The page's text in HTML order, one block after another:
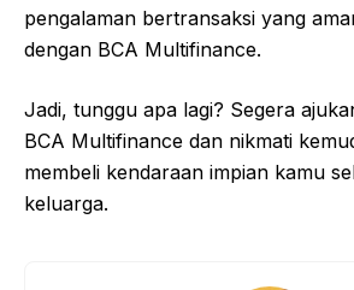
pengalaman bertransaksi yang
dengan BCA Multifinance.
Jadi, tunggu apa lagi? Segera
BCA Multifinance dan nikmati
membeli kendaraan impian kamu
keluarga.